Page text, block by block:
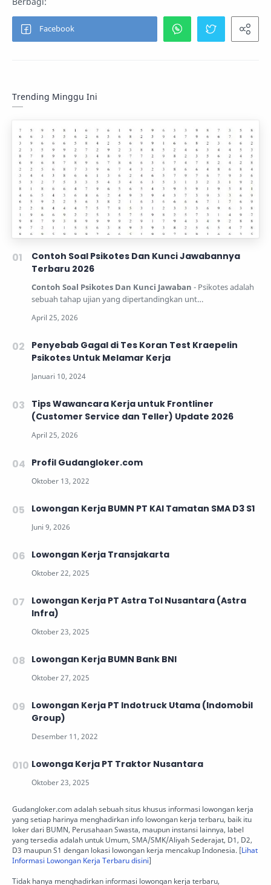
Trending Minggu Ini
Contoh Soal Psikotes Dan Kunci Jawabannya
Terbaru 2026
Contoh Soal Psikotes Dan Kunci Jawaban - Psikotes adalah
sebuah tahap ujian yang dipertandingkan unt…
Penyebab Gagal di Tes Koran Test Kraepelin
Psikotes Untuk Melamar Kerja
Tips Wawancara Kerja untuk Frontliner
(Customer Service dan Teller) Update 2026
Profil Gudangloker.com
Lowongan Kerja BUMN PT KAI Tamatan SMA D3 S1
Lowongan Kerja Transjakarta
Lowongan Kerja PT Astra Tol Nusantara (Astra
Infra)
Lowongan Kerja BUMN Bank BNI
Lowongan Kerja PT Indotruck Utama (Indomobil
Group)
Lowonga Kerja PT Traktor Nusantara
Gudangloker.com adalah sebuah situs khusus informasi lowongan kerja
yang setiap harinya menghadirkan info lowongan kerja terbaru, baik itu
loker dari BUMN, Perusahaan Swasta, maupun instansi lainnya, label
yang tersedia adalah untuk Umum, SMA/SMK/Aliyah Sederajat, D1, D2,
D3 maupun S1 dengan lokasi lowongan kerja mencakup Indonesia. [Lihat
Informasi Lowongan Kerja Terbaru disini]
Tidak hanya menghadirkan informasi lowongan kerja terbaru,